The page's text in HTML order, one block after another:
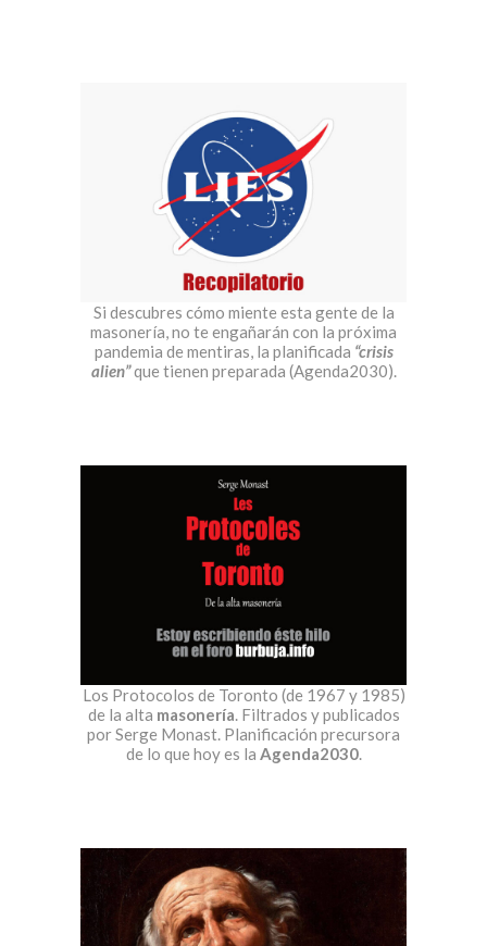
Si descubres cómo miente esta gente de la
masonería, no te engañarán con la próxima
pandemia de mentiras, la planificada “crisis
alien”que tienen preparada (Agenda2030).
Los Protocolos de Toronto (de 1967 y 1985)
de la alta masonería. Filtrados y publicados
por Serge Monast. Planificación precursora
de lo que hoy es la Agenda2030.